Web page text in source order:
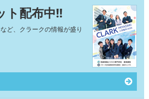
ト配布中!!
ど、クラークの情報が盛り